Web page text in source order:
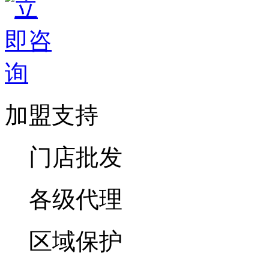
加盟支持
门店批发
各级代理
区域保护